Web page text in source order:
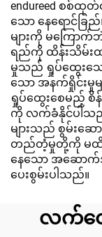
endureed စစ်ထု
သော နေရောင်ခ
များကို မကြောက်
ရည်ကို ထိန်းသိမ်းထ
မှုသည် ရှုပ်ထွေးသေ
သော အနက်ရှိုင်းမှုမ
ရှုပ်ထွေးစေမည့် စိန်
ကို လက်ခံနိုင်ပါသ
များသည် စွမ်းဆ
တည်တံ့မှုတို့ကို မထိ
နေသော အဆောက်
ပေးစွမ်းပါသည်။
လက်တွေ့